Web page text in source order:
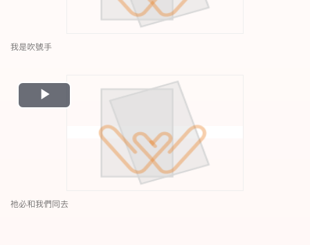
我是吹號手
Play
Video
祂必和我們同去